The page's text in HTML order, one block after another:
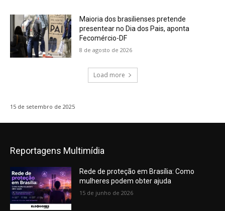
Maioria dos brasilienses pretende
presentear no Dia dos Pais, aponta
Fecomércio-DF
8 de agosto de 2026
Load more
15 de setembro de 2025
Reportagens Multimídia
Rede de proteção em Brasília: Como
mulheres podem obter ajuda
15 de junho de 2026